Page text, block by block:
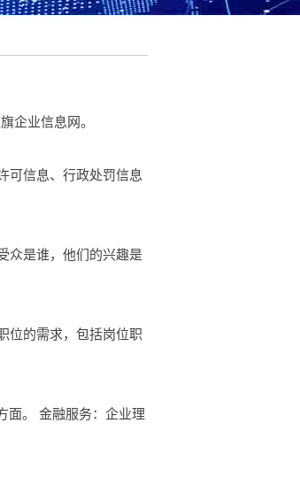
企业信息网。
可信息、行政处罚信息
众是谁，他们的兴趣是
位的需求，包括岗位职
面。 金融服务：企业理